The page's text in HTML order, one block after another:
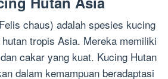
chaus) adalah spesies kucing
tropis Asia. Mereka memiliki
cakar yang kuat. Kucing Hutan
dalam kemampuan beradaptasi